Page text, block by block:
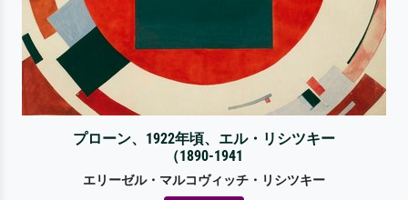
プローン、1922年頃、エル・リシツキー
（1890-1941
エリーゼル・マルコヴィッチ・リシツキー